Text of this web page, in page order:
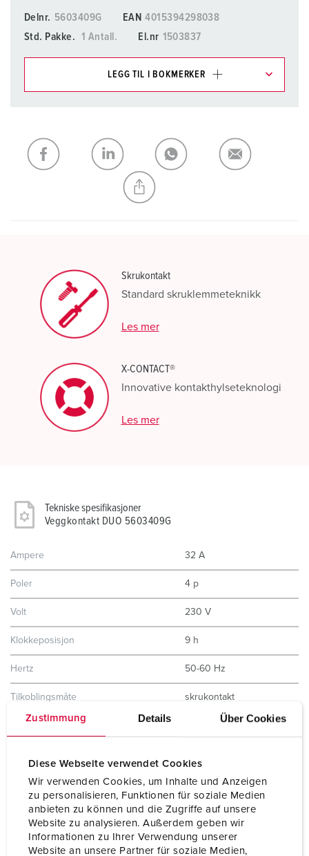
Zustimmung Details Über Cookies
Diese Webseite verwendet Cookies
Wir verwenden Cookies, um Inhalte und Anzeigen
zu personalisieren, Funktionen für soziale Medien
anbieten zu können und die Zugriffe auf unsere
Website zu analysieren. Außerdem geben wir
Informationen zu Ihrer Verwendung unserer
Website an unsere Partner für soziale Medien,
Delnr. 5603409G EAN 4015394298038
Std. Pakke.
1 Antall. El.nr 1503837
LEGG TIL I BOKMERKER
Min liste LEGG TIL
OPPRETT EN NY LISTE
Skrukontakt
Standard skruklemmeteknikk
Les mer
X-CONTACT®
Innovative kontakthylseteknologi
Les mer
Tekniske spesifikasjoner
Veggkontakt DUO 5603409G
Ampere 32 A
Poler 4 p
Volt 230 V
Klokkeposisjon 9 h
Hertz 50-60 Hz
Tilkoblingsmåte skrukontakt
X-CONTACT
Husmateriale kunststoff
Vekt 1400 g
Kontrollmerke
CB Zertifikat
CQC